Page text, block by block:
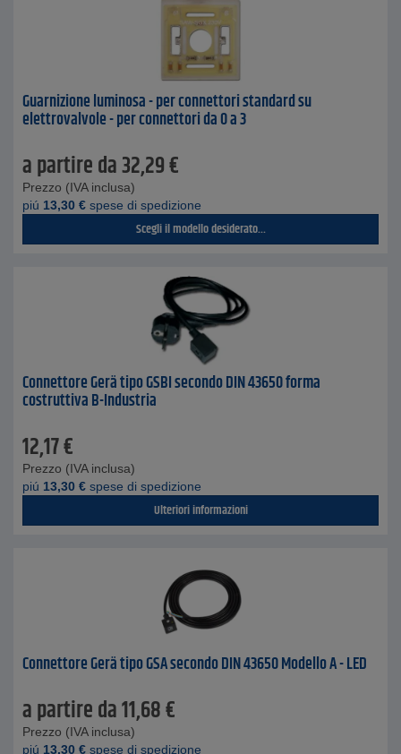
Guarnizione luminosa - per connettori standard su
elettrovalvole - per connettori da 0 a 3
a partire da32,29€
Prezzo (IVA inclusa)
piú 13,30 € spese di spedizione
Scegli il modello desiderato...
Connettore Gerä tipo GSBI secondo DIN 43650 forma
costruttiva B-Industria
12,17€
Prezzo (IVA inclusa)
piú 13,30 € spese di spedizione
Ulteriori informazioni
Connettore Gerä tipo GSA secondo DIN 43650 Modello A - LED
a partire da11,68€
Prezzo (IVA inclusa)
piú 13,30 € spese di spedizione